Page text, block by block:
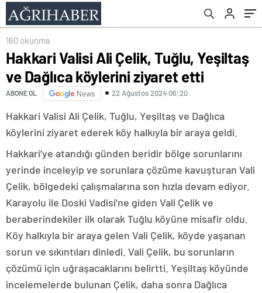
160 okunma
Hakkari Valisi Ali Çelik, Tuğlu, Yeşiltaş
ve Dağlıca köylerini ziyaret etti
ABONE OL News 22 Ağustos 2024 06:20
Hakkari Valisi Ali Çelik, Tuğlu, Yeşiltaş ve Dağlıca
köylerini ziyaret ederek köy halkıyla bir araya geldi.
Hakkari’ye atandığı günden beridir bölge sorunlarını
yerinde inceleyip ve sorunlara çözüme kavuşturan Vali
Çelik, bölgedeki çalışmalarına son hızla devam ediyor.
Karayolu ile Doski Vadisi’ne giden Vali Çelik ve
beraberindekiler ilk olarak Tuğlu köyüne misafir oldu.
Köy halkıyla bir araya gelen Vali Çelik, köyde yaşanan
sorun ve sıkıntıları dinledi. Vali Çelik, bu sorunların
çözümü için uğraşacaklarını belirtti. Yeşiltaş köyünde
incelemelerde bulunan Çelik, daha sonra Dağlıca